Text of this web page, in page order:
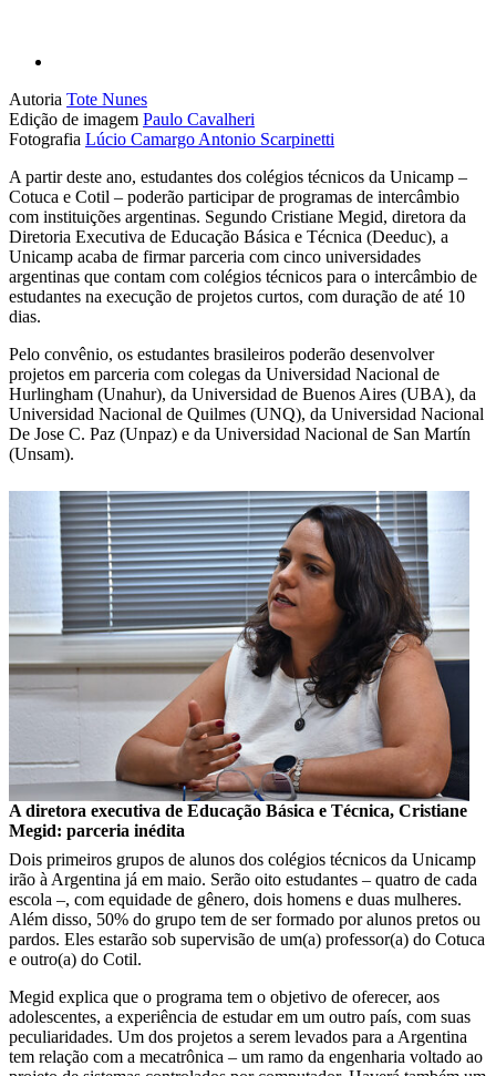
Autoria Tote Nunes
Edição de imagem Paulo Cavalheri
Fotografia Lúcio Camargo Antonio Scarpinetti
A partir deste ano, estudantes dos colégios técnicos da Unicamp –
Cotuca e Cotil – poderão participar de programas de intercâmbio
com instituições argentinas. Segundo Cristiane Megid, diretora da
Diretoria Executiva de Educação Básica e Técnica (Deeduc), a
Unicamp acaba de firmar parceria com cinco universidades
argentinas que contam com colégios técnicos para o intercâmbio de
estudantes na execução de projetos curtos, com duração de até 10
dias.
Pelo convênio, os estudantes brasileiros poderão desenvolver
projetos em parceria com colegas da Universidad Nacional de
Hurlingham (Unahur), da Universidad de Buenos Aires (UBA), da
Universidad Nacional de Quilmes (UNQ), da Universidad Nacional
De Jose C. Paz (Unpaz) e da Universidad Nacional de San Martín
(Unsam).
A diretora executiva de Educação Básica e Técnica, Cristiane
Megid: parceria inédita
Dois primeiros grupos de alunos dos colégios técnicos da Unicamp
irão à Argentina já em maio. Serão oito estudantes – quatro de cada
escola –, com equidade de gênero, dois homens e duas mulheres.
Além disso, 50% do grupo tem de ser formado por alunos pretos ou
pardos. Eles estarão sob supervisão de um(a) professor(a) do Cotuca
e outro(a) do Cotil.
Megid explica que o programa tem o objetivo de oferecer, aos
adolescentes, a experiência de estudar em um outro país, com suas
peculiaridades. Um dos projetos a serem levados para a Argentina
tem relação com a mecatrônica – um ramo da engenharia voltado ao